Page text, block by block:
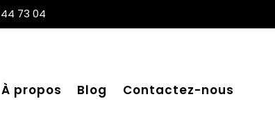
73 04
À propos Blog Contactez-nous